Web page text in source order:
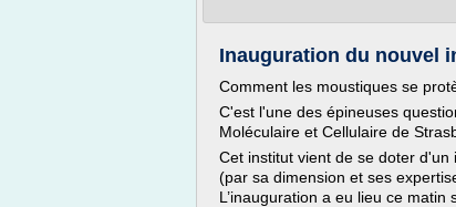
Inauguration du nouvel
Comment les moustiques se
C'est l'une des épineuses
Moléculaire et Cellulaire de
Cet institut vient de se doter
(par sa dimension et ses
L’inauguration a eu lieu ce matin